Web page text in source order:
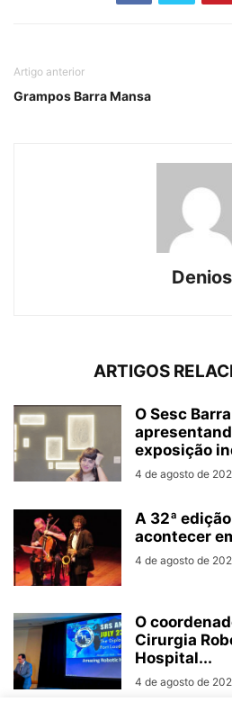
Artigo anterior
Grampos Barra Mansa
Denios
ARTIGOS
O Sesc
exposição
4 de agosto de
A 32ª edição
acontecer
4 de agosto de
O
Cirurgia
Hospital...
4 de agosto de